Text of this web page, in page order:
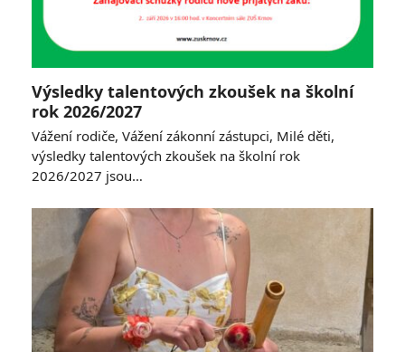
Výsledky talentových zkoušek na školní
rok 2026/2027
Vážení rodiče, Vážení zákonní zástupci, Milé děti,
výsledky talentových zkoušek na školní rok
2026/2027 jsou…